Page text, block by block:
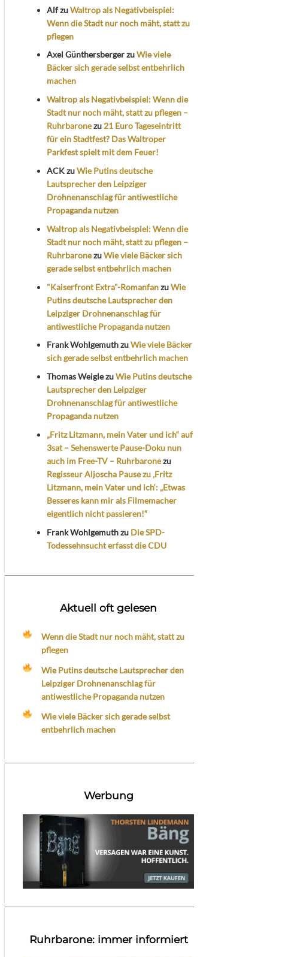
AlfzuWaltrop als Negativbeispiel:
Wenn die Stadt nur noch mäht, statt zu
pflegen
Axel GünthersbergerzuWie viele
Bäcker sich gerade selbst entbehrlich
machen
Waltrop als Negativbeispiel: Wenn die
Stadt nur noch mäht, statt zu pflegen –
Ruhrbaronezu 21 Euro Tageseintritt
für ein Stadtfest? Das Waltroper
Parkfest spielt mit dem Feuer!
ACKzuWie Putins deutsche
Lautsprecher den Leipziger
Drohnenanschlag für antiwestliche
Propaganda nutzen
Waltrop als Negativbeispiel: Wenn die
Stadt nur noch mäht, statt zu pflegen –
RuhrbaronezuWie viele Bäcker sich
gerade selbst entbehrlich machen
"Kaiserfront Extra"-RomanfanzuWie
Putins deutsche Lautsprecher den
Leipziger Drohnenanschlag für
antiwestliche Propaganda nutzen
Frank WohlgemuthzuWie viele Bäcker
sich gerade selbst entbehrlich machen
Thomas WeiglezuWie Putins deutsche
Lautsprecher den Leipziger
Drohnenanschlag für antiwestliche
Propaganda nutzen
„Fritz Litzmann, mein Vater und ich“ auf
3sat – Sehenswerte Pause-Doku nun
auch im Free-TV – Ruhrbaronezu
Regisseur Aljoscha Pause zu ‚Fritz
Litzmann, mein Vater und ich‘: „Etwas
Besseres kann mir als Filmemacher
eigentlich nicht passieren!“
Frank Wohlgemuthzu Die SPD-
Todessehnsucht erfasst die CDU
Aktuell oft gelesen
Wenn die Stadt nur noch mäht, statt zu
pflegen
Wie Putins deutsche Lautsprecher den
Leipziger Drohnenanschlag für
antiwestliche Propaganda nutzen
Wie viele Bäcker sich gerade selbst
entbehrlich machen
Werbung
Ruhrbarone: immer informiert